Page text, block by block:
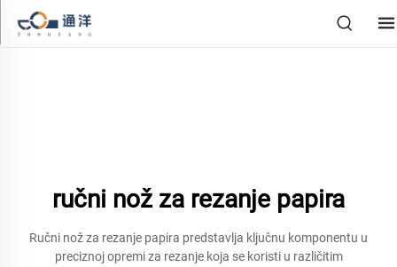
ručni nož za rezanje papira
Ručni nož za rezanje papira predstavlja ključnu komponentu u
preciznoj opremi za rezanje koja se koristi u različitim